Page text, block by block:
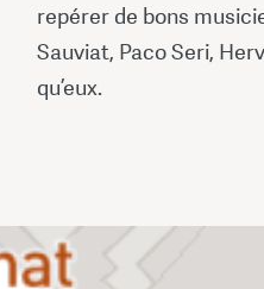
repérer de bons
Sauviat, Paco Seri,
qu’eux.